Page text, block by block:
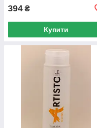
394 ₴
Купити